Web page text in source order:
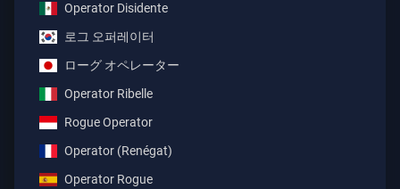
Operator Disidente
로그 오퍼레이터
ローグ オペレーター
Operator Ribelle
Rogue Operator
Operator (Renégat)
Operator Rogue